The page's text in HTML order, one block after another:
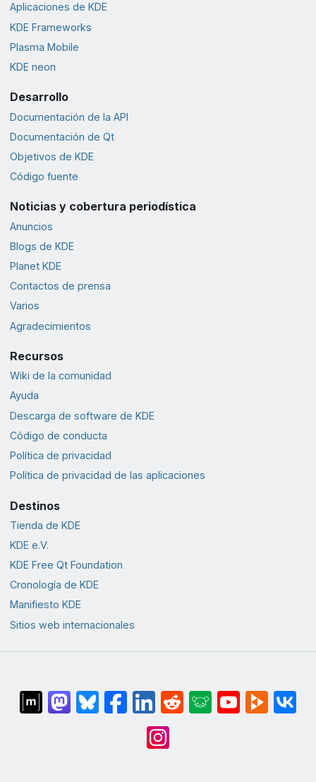
Aplicaciones de KDE
KDE Frameworks
Plasma Mobile
KDE neon
Desarrollo
Documentación de la API
Documentación de Qt
Objetivos de KDE
Código fuente
Noticias y cobertura periodística
Anuncios
Blogs de KDE
Planet KDE
Contactos de prensa
Varios
Agradecimientos
Recursos
Wiki de la comunidad
Ayuda
Descarga de software de KDE
Código de conducta
Política de privacidad
Política de privacidad de las aplicaciones
Destinos
Tienda de KDE
KDE e.V.
KDE Free Qt Foundation
Cronología de KDE
Manifiesto KDE
Sitios web internacionales